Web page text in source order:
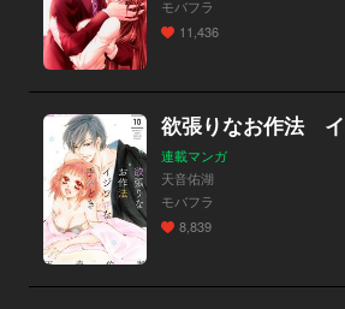
モバフラ
11,436
連載マンガ
天音佑湖
モバフラ
8,839